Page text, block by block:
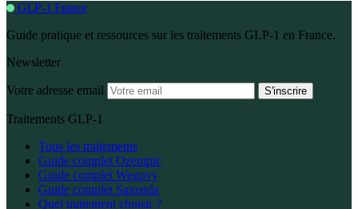
GLP-1 France
Guide pratique et ressources sur les traitements GLP-1 en France.
Newsletter
Votre adresse email S'inscrire
Traitements GLP-1
Tous les traitements
Guide complet Ozempic
Guide complet Wegovy
Guide complet Saxenda
Quel traitement choisir ?